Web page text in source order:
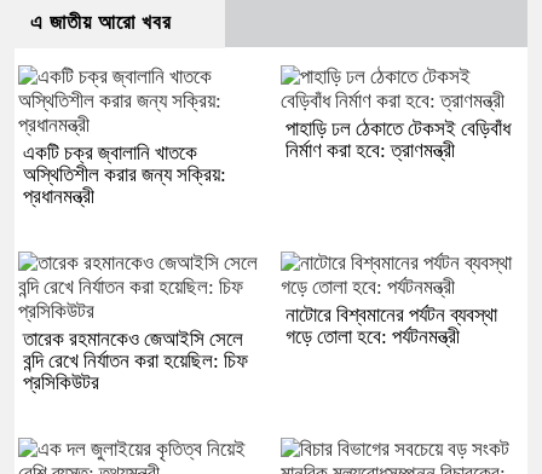
এ জাতীয় আরো খবর
একটি চক্র জ্বালানি খাতকে
অস্থিতিশীল করার জন্য সক্রিয়:
প্রধানমন্ত্রী
পাহাড়ি ঢল ঠেকাতে টেকসই বেড়িবাঁধ
নির্মাণ করা হবে: ত্রাণমন্ত্রী
তারেক রহমানকেও জেআইসি সেলে
বন্দি রেখে নির্যাতন করা হয়েছিল: চিফ
প্রসিকিউটর
নাটোরে বিশ্বমানের পর্যটন ব্যবস্থা
গড়ে তোলা হবে: পর্যটনমন্ত্রী